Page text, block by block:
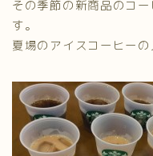
その季節の新商品のコ
す。
夏場のアイスコーヒー